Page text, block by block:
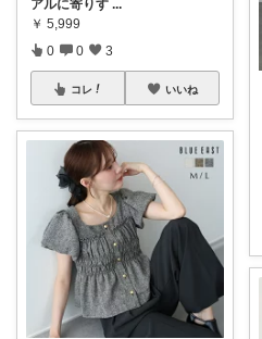
アルに寄りす ...
￥ 5,999
0 0 3
コレ いいね